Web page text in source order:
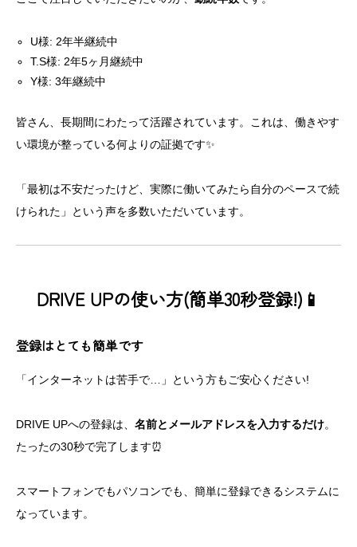
U様: 2年半継続中
T.S様: 2年5ヶ月継続中
Y様: 3年継続中
皆さん、長期間にわたって活躍されています。これは、働きやす
い環境が整っている何よりの証拠です✨
「最初は不安だったけど、実際に働いてみたら自分のペースで続
けられた」という声を多数いただいています。
DRIVE UPの使い方(簡単30秒登録!)📱
登録はとても簡単です
「インターネットは苦手で…」という方もご安心ください!
DRIVE UPへの登録は、 名前とメールアドレスを入力するだけ。
たったの30秒で完了します⏰
スマートフォンでもパソコンでも、簡単に登録できるシステムに
なっています。